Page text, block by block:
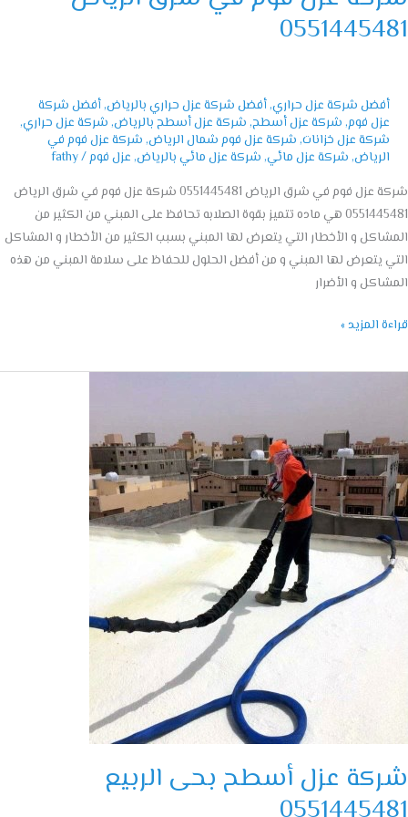
أفضل شركة عزل حراري,أفضل شركة عزل حراري بالرياض,أفضل شركة
عزل فوم,شركة عزل أسطح,شركة عزل أسطح بالرياض,شركة عزل حراري,
شركة عزل خزانات,شركة عزل فوم شمال الرياض,شركة عزل فوم في
الرياض,شركة عزل مائي,شركة عزل مائي بالرياض,عزل فوم/
fathy
شركة عزل فوم في شرق الرياض 0551445481 شركة عزل فوم في شرق الرياض
0551445481 هي ماده تتميز بقوة الصلابه تحافظ على المبني من الكثير من
و الأخطار التي يتعرض لها المبني بسبب الكثير من الأخطار و المشاكل
يتعرض لها المبني و من أفضل الحلول للحفاظ على سلامة المبني من هذه
و الأضرار
المزيد »
عزل أسطح بحى الربيع